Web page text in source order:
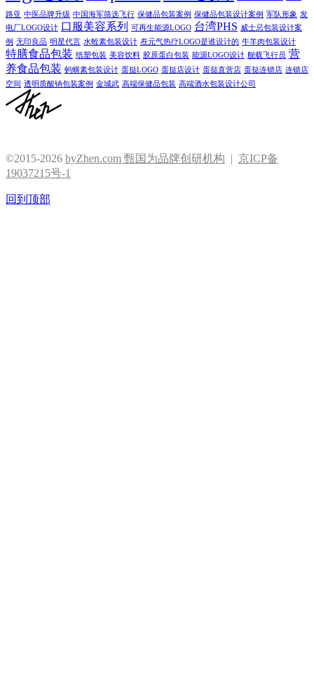
路亚 中医品牌升级 中国海军筛选飞行 保健品包装案例 保健品包装设计案例 军队形象 发
电厂LOGO设计 口服美容系列 可再生能源LOGO 台湾PHS 威士忌包装设计案
例 无印良品 明星代言 水蛭素包装设计 焘元气热疗LOGO是谁设计的 牛羊肉包装设计
特膳食品包装 纸塑包装 美容饮料 胶原蛋白包装 能源LOGO设计 舰载飞行员 营
养食品包装 蚂蟥素包装设计 蛋挞LOGO 蛋挞店设计 蛋挞直营店 蛋挞连锁店 连锁店
空间 透明质酸钠包装案例 金城武 高端保健品包装 高端酒水包装设计公司
©2015-2026 byZhen.com 甄国为品牌创研机构 | 京ICP备
19037215号-1
回到顶部